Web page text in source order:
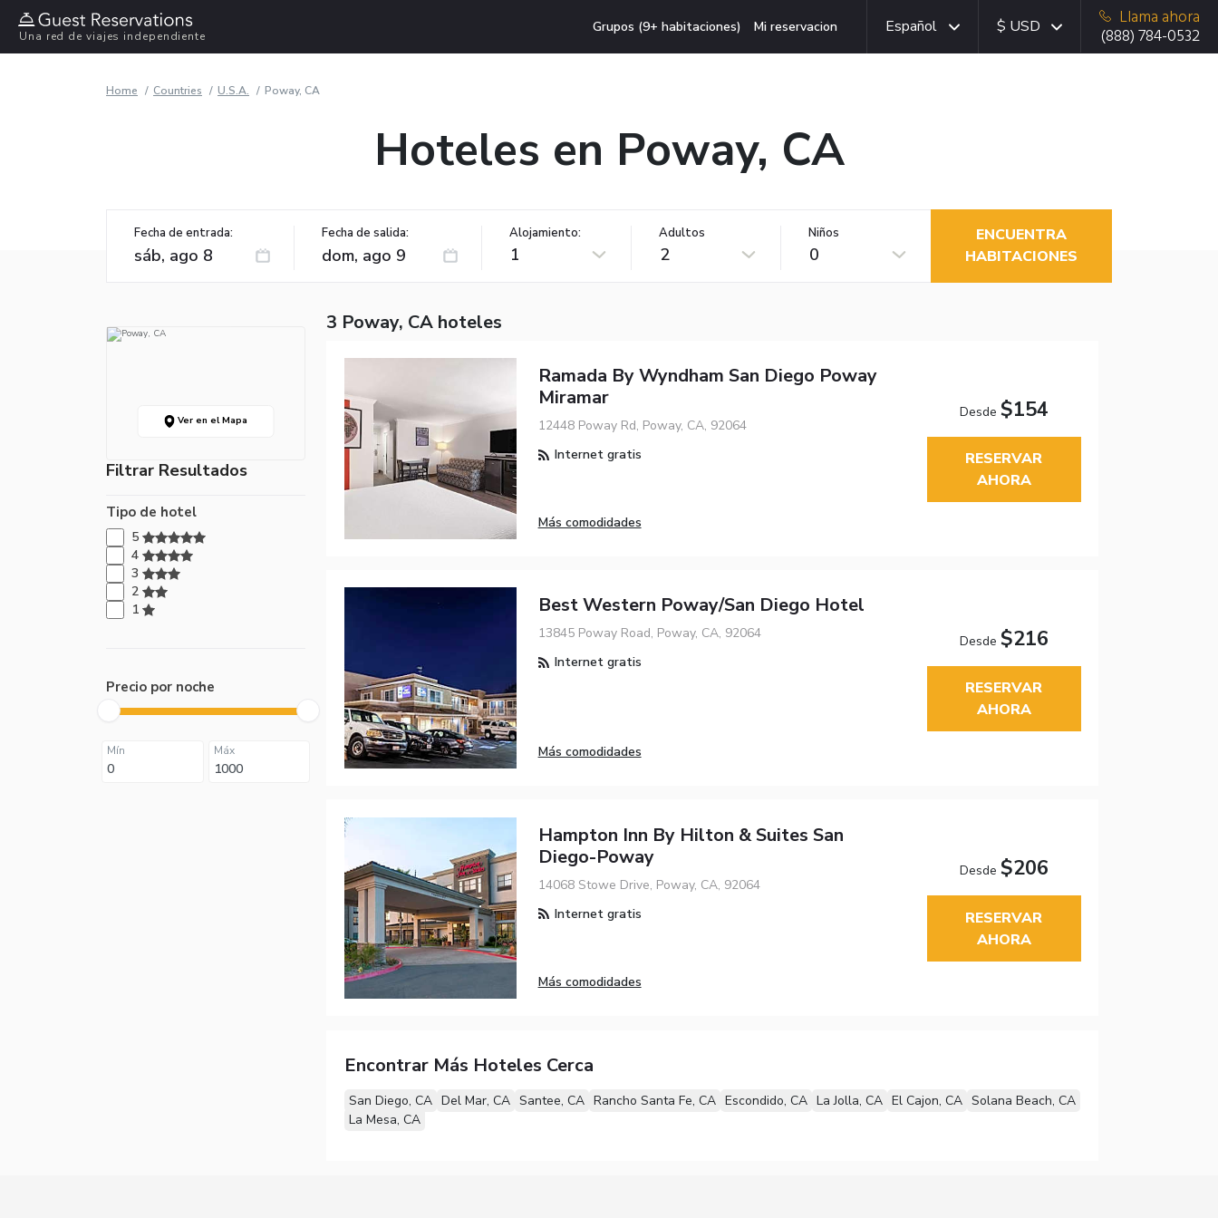
Una red de viajes independiente
Grupos (9+ habitaciones) Mi reservacion Español $ USD
Llama ahora
(888) 784-0532
Home Countries U.S.A. Poway, CA
Hoteles en Poway, CA
Fecha de entrada: Fecha de salida: Alojamiento:
1
Adultos
2
Niños
0
ENCUENTRA
HABITACIONES
Ver en el Mapa
Filtrar Resultados
Tipo de hotel
5
4
3
2
1
Precio por noche
Mín Máx
3 Poway, CA hoteles
Ramada By Wyndham San Diego Poway
Miramar
12448 Poway Rd, Poway, CA, 92064
Internet gratis
Más comodidades
Desde $154
RESERVAR
AHORA
Best Western Poway/San Diego Hotel
13845 Poway Road, Poway, CA, 92064
Internet gratis
Más comodidades
Desde $216
RESERVAR
AHORA
Hampton Inn By Hilton & Suites San
Diego-Poway
14068 Stowe Drive, Poway, CA, 92064
Internet gratis
Más comodidades
Desde $206
RESERVAR
AHORA
Encontrar Más Hoteles Cerca
San Diego, CA Del Mar, CA Santee, CA Rancho Santa Fe, CA Escondido, CA La Jolla, CA El Cajon, CA Solana Beach, CA
La Mesa, CA